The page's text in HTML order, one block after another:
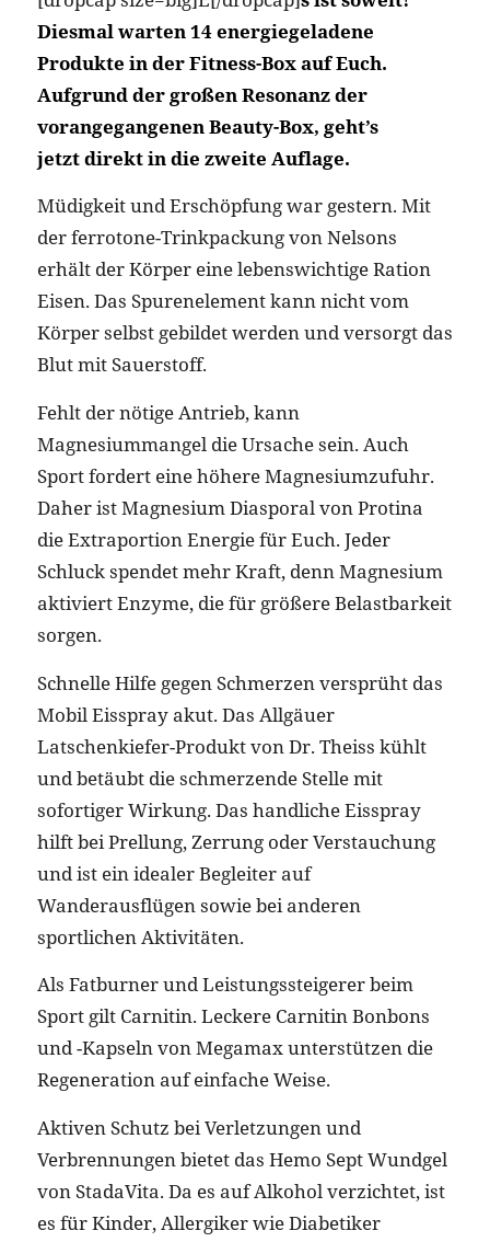
Diesmal warten 14 energiegeladene
Produkte in der Fitness-Box auf Euch.
Aufgrund der großen Resonanz der
vorangegangenen Beauty-Box, geht’s
jetzt direkt in die zweite Auflage.
Müdigkeit und Erschöpfung war gestern. Mit
der ferrotone-Trinkpackung von Nelsons
erhält der Körper eine lebenswichtige Ration
Eisen. Das Spurenelement kann nicht vom
Körper selbst gebildet werden und versorgt das
Blut mit Sauerstoff.
Fehlt der nötige Antrieb, kann
Magnesiummangel die Ursache sein. Auch
Sport fordert eine höhere Magnesiumzufuhr.
Daher ist Magnesium Diasporal von Protina
die Extraportion Energie für Euch. Jeder
Schluck spendet mehr Kraft, denn Magnesium
aktiviert Enzyme, die für größere Belastbarkeit
sorgen.
Schnelle Hilfe gegen Schmerzen versprüht das
Mobil Eisspray akut. Das Allgäuer
Latschenkiefer-Produkt von Dr. Theiss kühlt
und betäubt die schmerzende Stelle mit
sofortiger Wirkung. Das handliche Eisspray
hilft bei Prellung, Zerrung oder Verstauchung
und ist ein idealer Begleiter auf
Wanderausflügen sowie bei anderen
sportlichen Aktivitäten.
Als Fatburner und Leistungssteigerer beim
Sport gilt Carnitin. Leckere Carnitin Bonbons
und -Kapseln von Megamax unterstützen die
Regeneration auf einfache Weise.
Aktiven Schutz bei Verletzungen und
Verbrennungen bietet das Hemo Sept Wundgel
von StadaVita. Da es auf Alkohol verzichtet, ist
es für Kinder, Allergiker wie Diabetiker